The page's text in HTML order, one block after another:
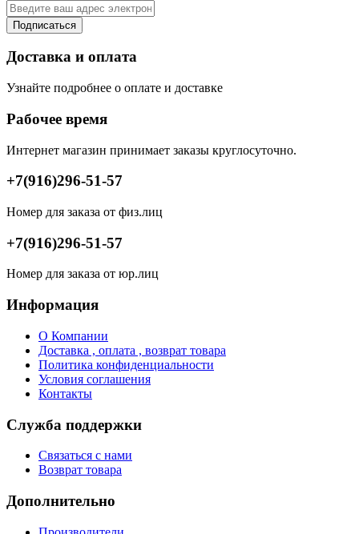
Подписаться
Доставка и оплата
Узнайте подробнее о оплате и доставке
Рабочее время
Интернет магазин принимает заказы круглосуточно.
+7(916)296-51-57
Номер для заказа от физ.лиц
+7(916)296-51-57
Номер для заказа от юр.лиц
Информация
О Компании
Доставка , оплата , возврат товара
Политика конфиденциальности
Условия соглашения
Контакты
Служба поддержки
Связаться с нами
Возврат товара
Дополнительно